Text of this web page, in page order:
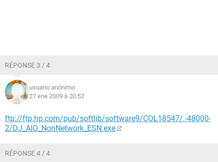
RÉPONSE 3 / 4
usuario anónimo
27 ene 2009 à 20:52
ftp://ftp.hp.com/pub/softlib/software9/COL18547/.-48000-
2/DJ_AIO_NonNetwork_ESN.exe
RÉPONSE 4 / 4